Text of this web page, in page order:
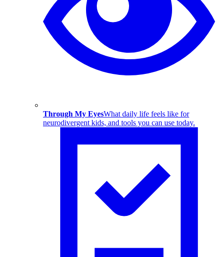
Through My EyesWhat daily life feels like for
neurodivergent kids, and tools you can use today.